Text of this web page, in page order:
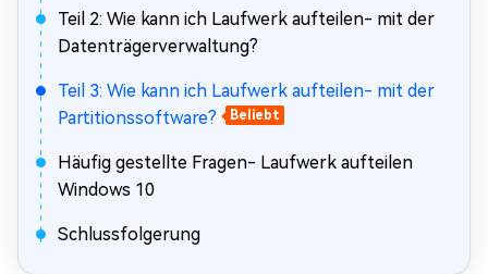
Teil 2: Wie kann ich Laufwerk aufteilen- mit der
Datenträgerverwaltung?
Teil 3: Wie kann ich Laufwerk aufteilen- mit der
Partitionssoftware?
Beliebt
Häufig gestellte Fragen- Laufwerk aufteilen
Windows 10
Schlussfolgerung